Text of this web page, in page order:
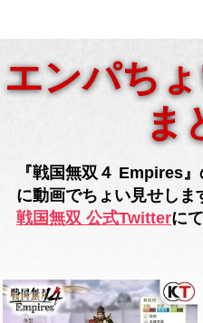
エンパち
ま
『戦国無双４ Empires
に動画でちょい見せしま
戦国無双 公式Twitterに